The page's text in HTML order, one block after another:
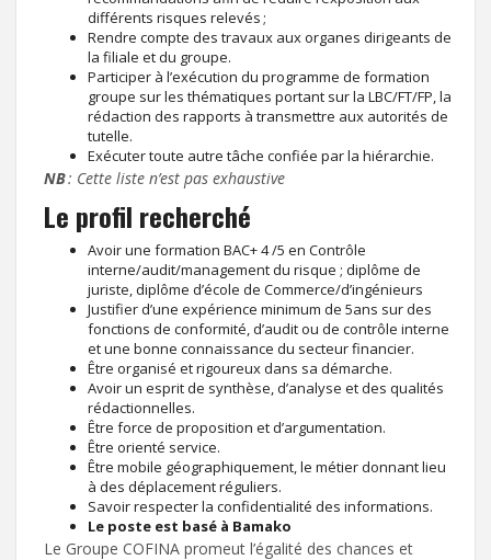
différents risques relevés ;
Rendre compte des travaux aux organes dirigeants de
la filiale et du groupe.
Participer à l’exécution du programme de formation
groupe sur les thématiques portant sur la LBC/FT/FP, la
rédaction des rapports à transmettre aux autorités de
tutelle.
Exécuter toute autre tâche confiée par la hiérarchie.
NB: Cette liste n’est pas exhaustive
Le profil recherché
Avoir une formation BAC+ 4 /5 en Contrôle
interne/audit/management du risque ; diplôme de
juriste, diplôme d’école de Commerce/d’ingénieurs
Justifier d’une expérience minimum de 5ans sur des
fonctions de conformité, d’audit ou de contrôle interne
et une bonne connaissance du secteur financier.
Être organisé et rigoureux dans sa démarche.
Avoir un esprit de synthèse, d’analyse et des qualités
rédactionnelles.
Être force de proposition et d’argumentation.
Être orienté service.
Être mobile géographiquement, le métier donnant lieu
à des déplacement réguliers.
Savoir respecter la confidentialité des informations.
Le poste est basé à Bamako
Le Groupe COFINA promeut l’égalité des chances et